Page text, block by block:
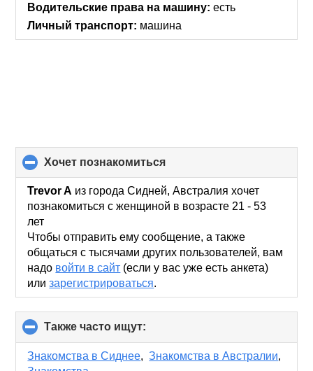
Водительские права на машину: есть
Личный транспорт: машина
хочет познакомиться
to
collapse
contents
Trevor A из города Сидней, Австралия хочет
познакомиться с женщиной в возрасте 21 - 53
лет
Чтобы отправить ему сообщение, а также
общаться с тысячами других пользователей, вам
надо войти в сайт (если у вас уже есть анкета)
илизарегистрироваться.
Также часто ищут:
to
collapse
Знакомства в Сиднее,Знакомства в Австралии,